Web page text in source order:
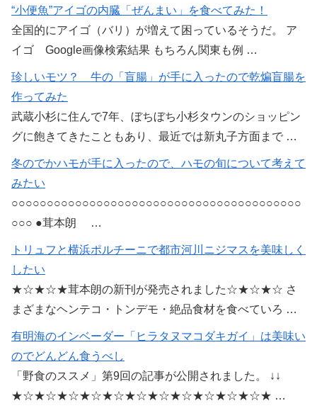
“小便魚”アイゴの内臓「ぜんまい」を食べてみた！
全国的にアイゴ（バリ）が増えて困っているそうだ。 ア
イゴ Google画像検索結果 もちろん関東も例 …
珍しいモツ？ 牛の「盲腸」が手に入ったので乾煸盲腸を
作ってみた
武蔵小杉に住んで7年、ぼちぼち小杉タウンのショッピン
グに飽きてきたこともあり、最近では新丸子方面まで …
冬のでかハモが手に入ったので、ハモの旬について考えて
みたい
○○○○○○○○○○○○○○○○○○○○○○○○○○○○○○○○○○○○○○○○○
○○○ ●茸本朗 …
トリュフと横浜ポルチーニで都市河川ニジマスを美味しく
したい
★☆★☆★茸本朗の新刊が発売されました☆★☆★☆ さ
まざまなヘンテコ・トンデモ・絶品食材を食べていろ …
有明海のインベーダー「ヒラタヌマコダキガイ」は美味い
のでどんどん食うべし
「野食のススメ」第9回の記事が公開されました。 ↓↓
★☆★☆★☆★☆★☆★☆★☆★☆★☆★☆★☆★ …